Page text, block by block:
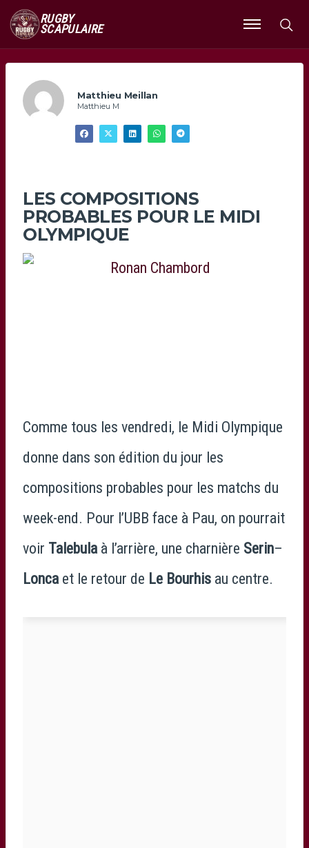
RUGBY
SCAPULAIRE
Ouvrir
le
Matthieu Meillan
Matthieu M
LES COMPOSITIONS
PROBABLES POUR LE MIDI
OLYMPIQUE
Comme tous les vendredi, le Midi Olympique
donne dans son édition du jour les
compositions probables pour les matchs du
week-end. Pour l’UBB face à Pau, on pourrait
voir Talebula à l’arrière, une charnière Serin–
Lonca et le retour de Le Bourhis au centre.